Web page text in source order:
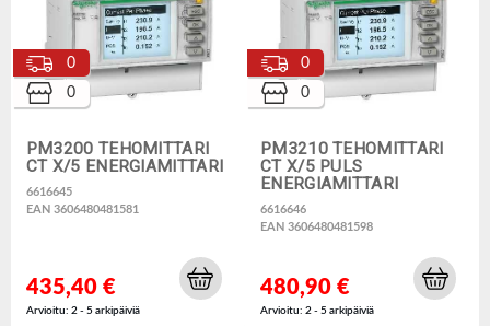
PM3200 TEHOMITTARI
CT X/5 ENERGIAMITTARI
6616645
EAN 3606480481581
0
0
435,40 €
Arvioitu: 2 - 5 arkipäiviä
PM3210 TEHOMITTARI
CT X/5 PULS
ENERGIAMITTARI
6616646
EAN 3606480481598
0
0
480,90 €
Arvioitu: 2 - 5 arkipäiviä